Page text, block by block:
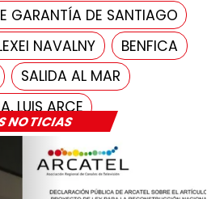
NOTICIAS
GARANTÍA DE SANTIAGO
NAVALNY
BENFICA
SALIDA AL MAR
LUIS ARCE